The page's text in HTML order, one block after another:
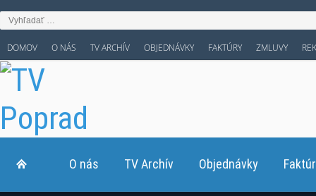
DOMOV O NÁS TV ARCHÍV OBJEDNÁVKY FAKTÚRY ZMLUVY
O nás TV Archív Objednávky